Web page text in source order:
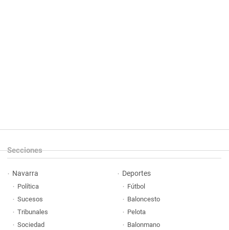
Secciones
Navarra
Política
Sucesos
Tribunales
Sociedad
Deportes
Fútbol
Baloncesto
Pelota
Balonmano